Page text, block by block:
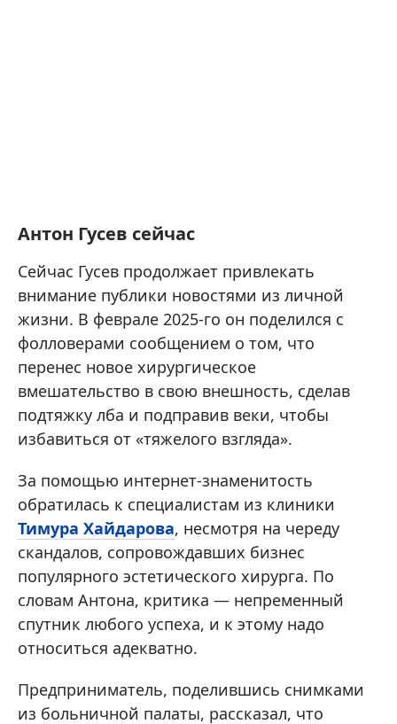
Антон Гусев сейчас
Сейчас Гусев продолжает привлекать
внимание публики новостями из личной
жизни. В феврале 2025-го он поделился с
фолловерами сообщением о том, что
перенес новое хирургическое
вмешательство в свою внешность, сделав
подтяжку лба и подправив веки, чтобы
избавиться от «тяжелого взгляда».
За помощью интернет-знаменитость
обратилась к специалистам из клиники
Тимура Хайдарова, несмотря на череду
скандалов, сопровождавших бизнес
популярного эстетического хирурга. По
словам Антона, критика — непременный
спутник любого успеха, и к этому надо
относиться адекватно.
Предприниматель, поделившись снимками
из больничной палаты, рассказал, что